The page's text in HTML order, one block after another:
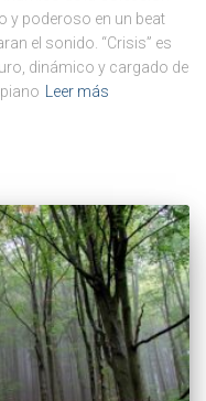
y poderoso en un beat
el sonido. “Crisis” es
dinámico y cargado de
Leer más